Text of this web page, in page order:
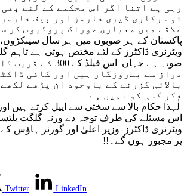
رہی ہے اتنا اگر اس محکمے کے لئے
تو سرکاری ڈیری فارمز اور بیف
علاقے میں معیاری خوراک پروڈیوس کر
پاکستان کے ہر صوبوں میں ہر سال
ویٹرنری ڈاکٹرز کے لئے مختص ہوتی ہے تاہم
صوبہ ہے جہاں اس فیلڈ کے
دراز سے بےروزگار ہیں اور کافی
بالائی گزرنے کے باوجود ان پڑھے
فکر کسی کو نہیں ہے۔
لٰہذا حکام بالا سے سختی سے اپیل کرتے ہیں
اس مسئلے کی طرف توجہ دے ورنہ گلگت
ویٹرنری ڈاکٹرز وزیر اعلیٰ اور گورنر ہاؤس کے
پر مجبور ہوں گے۔!!
Twitter LinkedIn